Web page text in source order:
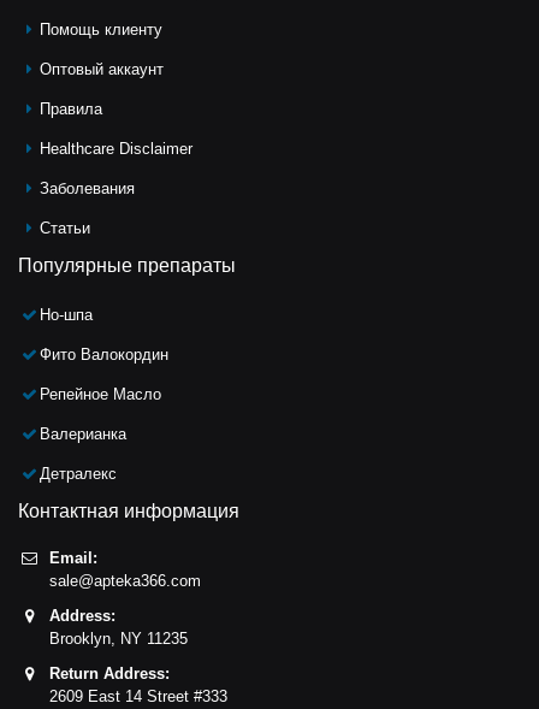
Помощь клиeнту
Оптовый аккаунт
Правила
Healthcare Disclaimer
Заболевания
Статьи
Популярные препараты
Но-шпа
Фито Валокордин
Репейное Масло
Валерианка
Детралекс
Контактная информация
Email:
sale@apteka366.com
Address:
Brooklyn, NY 11235
Return Address:
2609 East 14 Street #333